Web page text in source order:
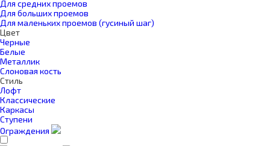
Для средних проемов
Для больших проемов
Для маленьких проемов (гусиный шаг)
Цвет
Черные
Белые
Металлик
Слоновая кость
Стиль
Лофт
Классические
Каркасы
Ступени
Ограждения